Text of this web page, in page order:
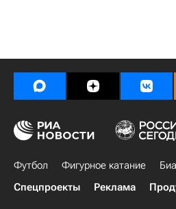
Футбол Фигурное катание
Спецпроекты
Реклама